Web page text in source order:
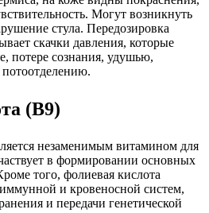
Могут возникнуть
стула. Передозировка
скачки давления, которые
потере сознания, удушью,
(B9)
незаменимым витамином для
в формировании основных
того, фолиевая кислота
и кровеносной систем,
и передачи генетической